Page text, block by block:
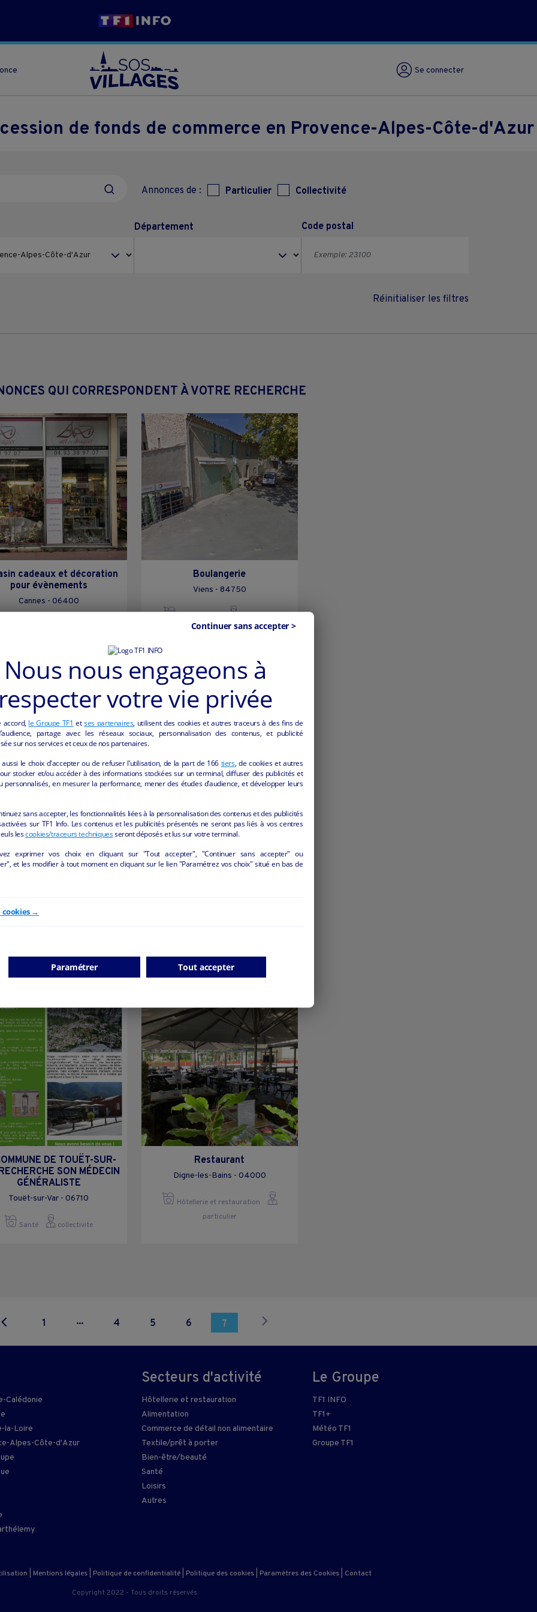
Se connecter
de fonds de commerce en Provence-Alpes-Côte-d'Azur
Annonces de : Particulier Collectivité
Département Code postal
Réinitialiser les filtres
QUI CORRESPONDENT À VOTRE RECHERCHE
cadeaux et décoration
pour évènements
Cannes - 06400
Boulangerie
Viens - 84750
RESTAURANT DE
À LA COLLE-SUR-LOUP
La Colle-sur-Loup - 06480
Restaurant
Ménerbes - 84560
DE TOUËT-SUR-
SON MÉDECIN
GÉNÉRALISTE
Touët-sur-Var - 06710
Santé collectivite
Restaurant
Digne-les-Bains - 04000
Hôtellerie et restauration
particulier
1 ... 4 5 6 7
Calédonie
la-Loire
Alpes-Côte-d'Azur
Secteurs d'activité
Hôtellerie et restauration
Alimentation
Commerce de détail non alimentaire
Textile/prêt à porter
Bien-être/beauté
Santé
Loisirs
Autres
Le Groupe
TF1 INFO
TF1+
Météo TF1
Groupe TF1
Mentions légales Politique de confidentialité Politique des cookies Paramètres des Cookies
Contact
Copyright 2022 - Tous droits réservés
Nous nous engageons à
respecter votre vie privée
accord, le Groupe TF1 etses partenaires, utilisent des cookies et autres traceurs à des fins de
partage avec les réseaux sociaux, personnalisation des contenus, et publicité
sur nos services et ceux de nos partenaires.
aussi le choix d'accepter ou de refuser l’utilisation, de la part de 166 tiers, de cookies et autres
stocker et/ou accéder à des informations stockées sur un terminal, diffuser des publicités et
personnalisés, en mesurer la performance, mener des études d’audience, et développer leurs
sans accepter, les fonctionnalités liées à la personnalisation des contenus et des publicités
sur TF1 Info. Les contenus et les publicités présentés ne seront pas liés à vos centres
lescookies/traceurs techniquesseront déposés et lus sur votre terminal.
exprimer vos choix en cliquant sur "Tout accepter", "Continuer sans accepter" ou
et les modifier à tout moment en cliquant sur le lien "Paramétrez vos choix" situé en bas de
cookies →
Paramétrer
Continuer sans accepter >
Tout accepter